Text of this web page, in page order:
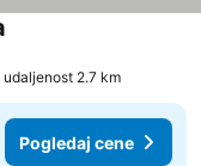
2.7 km
Pogledaj cene